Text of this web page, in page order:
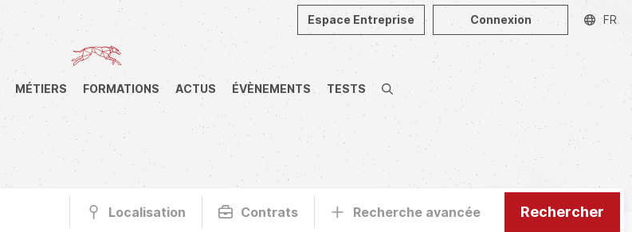
MÉTIERS FORMATIONS ACTUS ÉVÈNEMENTS TESTS Recherche
Espace Entreprise Connexion FR
Localisation Contrats Recherche avancée Rechercher